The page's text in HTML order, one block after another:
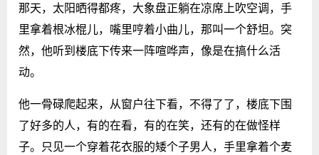
那天，太阳晒得都疼，大象盘正躺在凉席上吹空调，手
里拿着根冰棍儿，嘴里哼着小曲儿，那叫一个舒坦。突
然，他听到楼底下传来一阵喧哗声，像是在搞什么活
动。
他一骨碌爬起来，从窗户往下看，不得了了，楼底下围
了好多的人，有的在看，有的在笑，还有的在做怪样
子。只见一个穿着花衣服的矮个子男人，手里拿着个麦